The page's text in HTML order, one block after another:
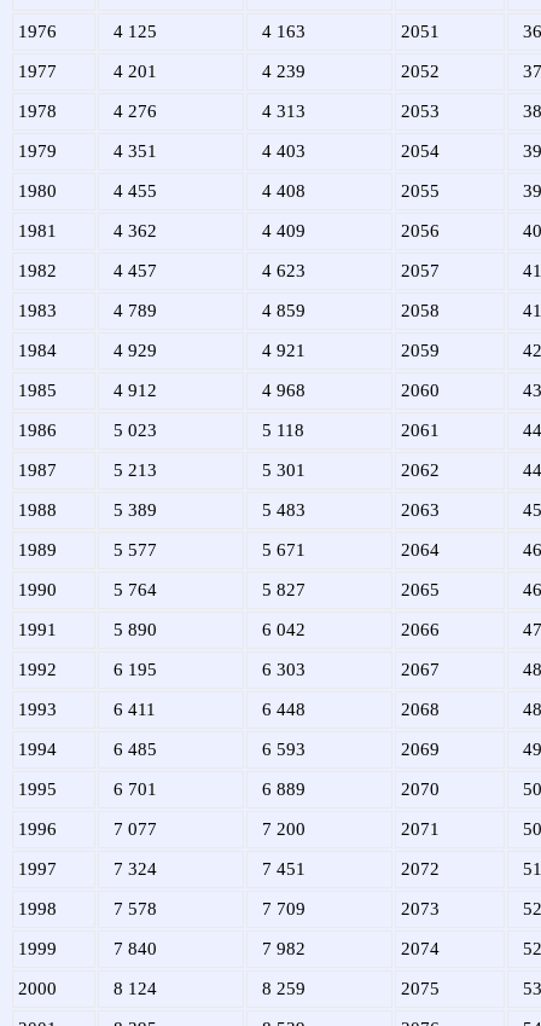
1976 4 125 4 163 2051
1977 4 201 4 239 2052
1978 4 276 4 313 2053
1979 4 351 4 403 2054
1980 4 455 4 408 2055
1981 4 362 4 409 2056
1982 4 457 4 623 2057
1983 4 789 4 859 2058
1984 4 929 4 921 2059
1985 4 912 4 968 2060
1986 5 023 5 118 2061
1987 5 213 5 301 2062
1988 5 389 5 483 2063
1989 5 577 5 671 2064
1990 5 764 5 827 2065
1991 5 890 6 042 2066
1992 6 195 6 303 2067
1993 6 411 6 448 2068
1994 6 485 6 593 2069
1995 6 701 6 889 2070
1996 7 077 7 200 2071
1997 7 324 7 451 2072
1998 7 578 7 709 2073
1999 7 840 7 982 2074
2000 8 124 8 259 2075